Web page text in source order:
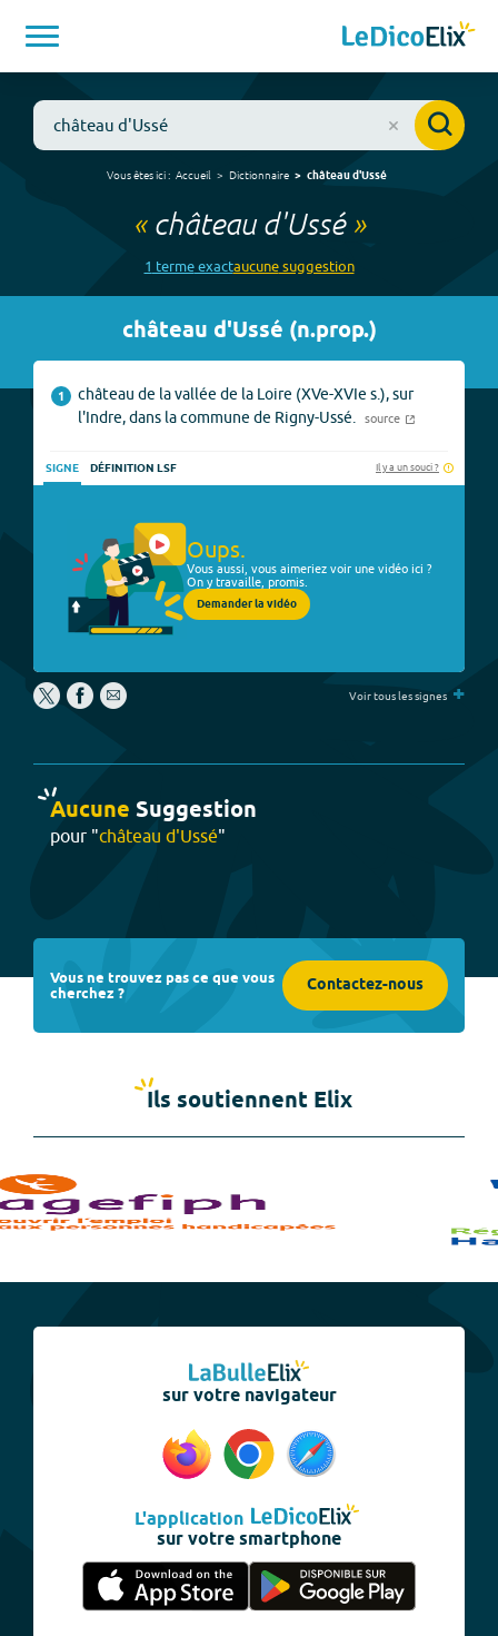
Vous êtes ici : Accueil Dictionnaire château d'Ussé
« château d'Ussé»
1 termeexactaucunesuggestion
château d'Ussé (n.prop.)
1
château de la vallée de la Loire (XVe-XVIe s.), sur
l'Indre, dans la commune de Rigny-Ussé.
source
SIGNE DÉFINITION LSF Il y a un souci ?
Oups.
Vous aussi, vous aimeriez voir une vidéo ici ?
On y travaille, promis.
Demander la vidéo
Voir tous les signes +
Aucune Suggestion
pour "château d'Ussé"
Vous ne trouvez pas ce que vous
cherchez ? Contactez-nous
Ils soutiennent Elix
sur votre navigateur
L'application
sur votre smartphone